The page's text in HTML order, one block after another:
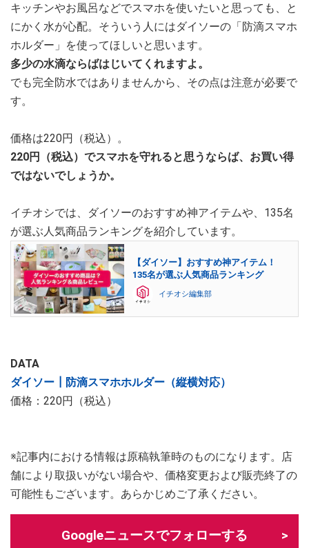
キッチンやお風呂などでスマホを使いたいと思っても、と
にかく水が心配。そういう人にはダイソーの「防滴スマホ
ホルダー」を使ってほしいと思います。
多少の水滴ならばはじいてくれますよ。
でも完全防水ではありませんから、その点は注意が必要で
す。
価格は220円（税込）。
220円（税込）でスマホを守れると思うならば、お買い得
ではないでしょうか。
イチオシでは、ダイソーのおすすめ神アイテムや、135名
が選ぶ人気商品ランキングを紹介しています。
【ダイソー】おすすめ神アイテム！
135名が選ぶ人気商品ランキング
イチオシ編集部
DATA
ダイソー┃防滴スマホホルダー（縦横対応）
価格：220円（税込）
※記事内における情報は原稿執筆時のものになります。店
舗により取扱いがない場合や、価格変更および販売終了の
可能性もございます。あらかじめご了承ください。
Googleニュースでフォローする